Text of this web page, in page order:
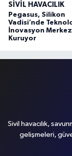
SIVIL HAVACILIK
Pegasus, Silikon
Vadisi’nde
İnovasyon
Kuruyor
Sivil havacılık,
gelişmeleri,